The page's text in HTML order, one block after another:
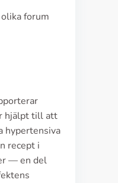
forum
hjälpt till att
hypertensiva
recept i
— en del